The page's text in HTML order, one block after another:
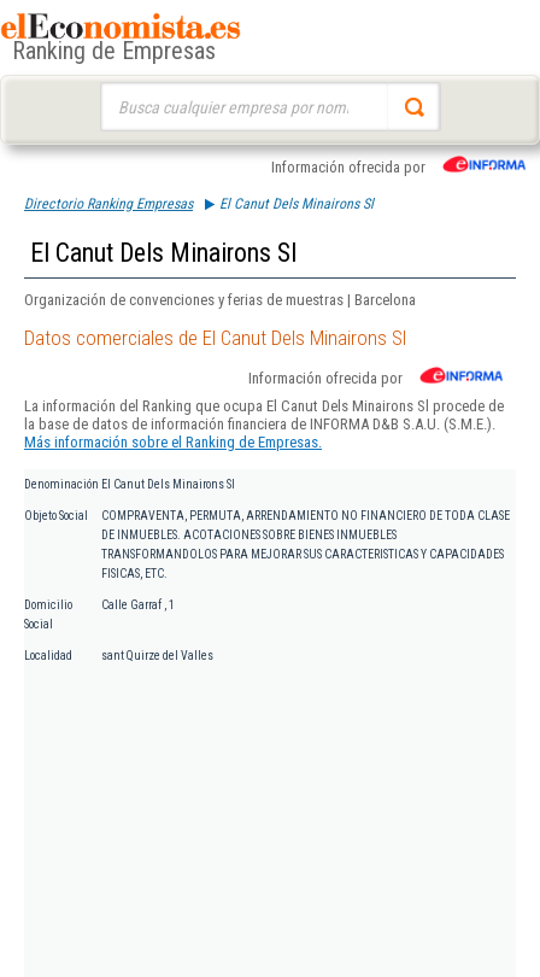
Ranking de Empresas
Información ofrecida por
Directorio Ranking Empresas El Canut Dels Minairons Sl
El Canut Dels Minairons Sl
Organización de convenciones y ferias de muestras | Barcelona
Datos comerciales de El Canut Dels Minairons Sl
Información ofrecida por
La información del Ranking que ocupa El Canut Dels Minairons Sl procede de
la base de datos de información financiera de INFORMA D&B S.A.U. (S.M.E.).
Más información sobre el Ranking de Empresas.
Denominación El Canut Dels Minairons Sl
Objeto Social
COMPRAVENTA, PERMUTA, ARRENDAMIENTO NO FINANCIERO DE TODA CLASE
DE INMUEBLES. ACOTACIONES SOBRE BIENES INMUEBLES
TRANSFORMANDOLOS PARA MEJORAR SUS CARACTERISTICAS Y CAPACIDADES
FISICAS, ETC.
Domicilio
Social
Calle Garraf , 1
Localidad sant Quirze del Valles